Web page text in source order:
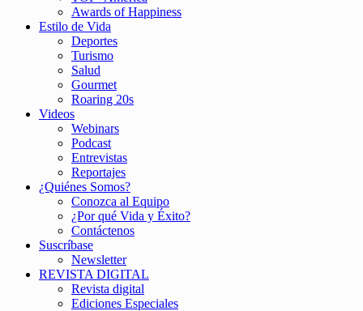
Awards of Happiness
Estilo de Vida
Deportes
Turismo
Salud
Gourmet
Roaring 20s
Videos
Webinars
Podcast
Entrevistas
Reportajes
¿Quiénes Somos?
Conozca al Equipo
¿Por qué Vida y Éxito?
Contáctenos
Suscríbase
Newsletter
REVISTA DIGITAL
Revista digital
Ediciones Especiales